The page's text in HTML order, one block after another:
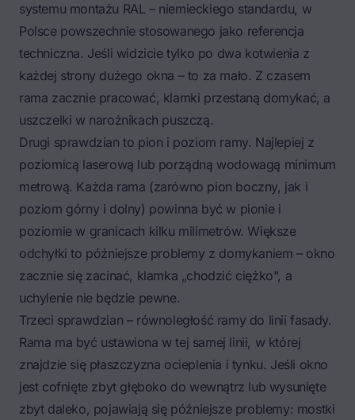
systemu montażu RAL – niemieckiego standardu, w
Polsce powszechnie stosowanego jako referencja
techniczna. Jeśli widzicie tylko po dwa kotwienia z
każdej strony dużego okna – to za mało. Z czasem
rama zacznie pracować, klamki przestaną domykać, a
uszczelki w narożnikach puszczą.
Drugi sprawdzian to pion i poziom ramy. Najlepiej z
poziomicą laserową lub porządną wodowagą minimum
metrową. Każda rama (zarówno pion boczny, jak i
poziom górny i dolny) powinna być w pionie i
poziomie w granicach kilku milimetrów. Większe
odchyłki to późniejsze problemy z domykaniem – okno
zacznie się zacinać, klamka „chodzić ciężko", a
uchylenie nie będzie pewne.
Trzeci sprawdzian – równoległość ramy do linii fasady.
Rama ma być ustawiona w tej samej linii, w której
znajdzie się płaszczyzna ocieplenia i tynku. Jeśli okno
jest cofnięte zbyt głęboko do wewnątrz lub wysunięte
zbyt daleko, pojawiają się późniejsze problemy: mostki